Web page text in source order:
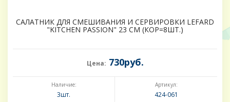
САЛАТНИК ДЛЯ СМЕШИВАНИЯ И СЕРВИРОВКИ LEFARD
"KITCHEN PASSION" 23 СМ (КОР=8ШТ.)
Цена: 730руб.
Наличие:
3шт.
Артикул:
424-061